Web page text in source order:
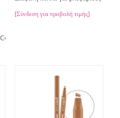
Col.03,
[Σύνδεση για προβολή τιμής]